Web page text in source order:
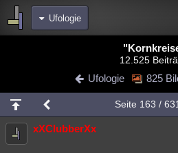
Ufologie
Blogs
Chat Wiki Neuigkeiten
meine Rubriken
Menschen Wissenschaft
12.525
Ufologie 825
Seite 163 /
xXClubberXx